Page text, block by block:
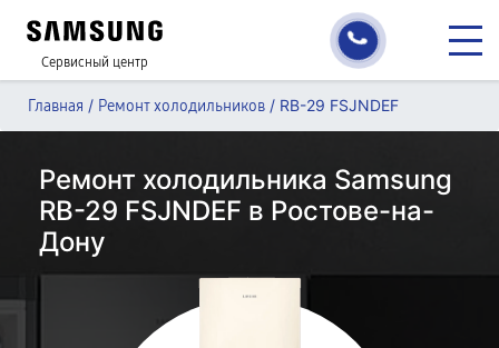
Сервисный центр
Главная / Ремонт холодильников / RB-29 FSJNDEF
Ремонт холодильника Samsung
RB-29 FSJNDEF в Ростове-на-
Дону